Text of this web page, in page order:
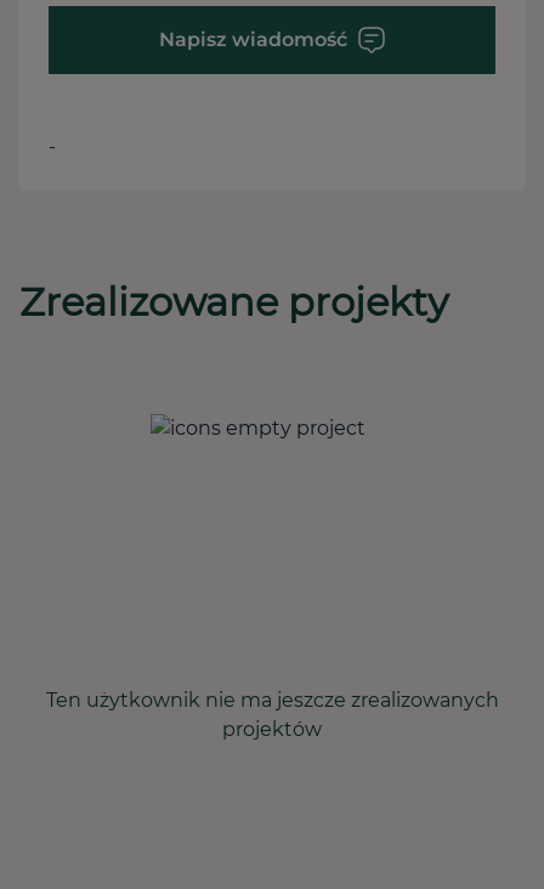
Napisz wiadomość
-
Zrealizowane projekty
Ten użytkownik nie ma jeszcze zrealizowanych
projektów